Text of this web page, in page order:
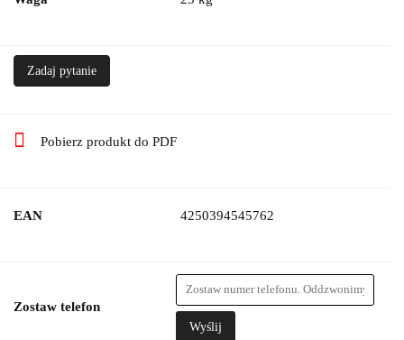
Zadaj pytanie
Pobierz produkt do PDF
EAN 4250394545762
Zostaw telefon
Wyślij